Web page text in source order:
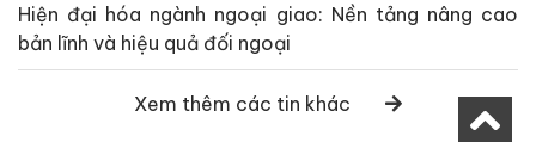
Hiện đại hóa ngành ngoại giao: Nền tảng nâng cao
bản lĩnh và hiệu quả đối ngoại
Xem thêm các tin khác